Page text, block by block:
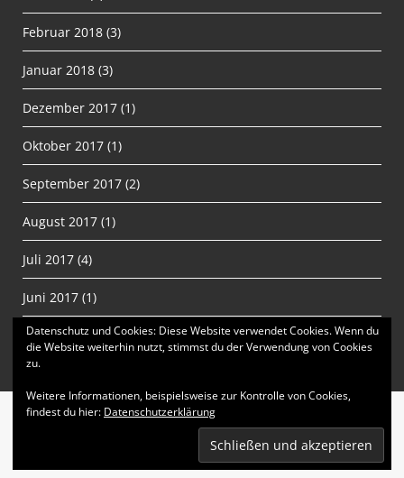
Februar 2018 (3)
Januar 2018 (3)
Dezember 2017 (1)
Oktober 2017 (1)
September 2017 (2)
August 2017 (1)
Juli 2017 (4)
Juni 2017 (1)
Proudly powered by WordPress |Theme: matata by
valerio
Datenschutz und Cookies: Diese Website verwendet Cookies. Wenn du
die Website weiterhin nutzt, stimmst du der Verwendung von Cookies
zu.
Weitere Informationen, beispielsweise zur Kontrolle von Cookies,
findest du hier: Datenschutzerklärung